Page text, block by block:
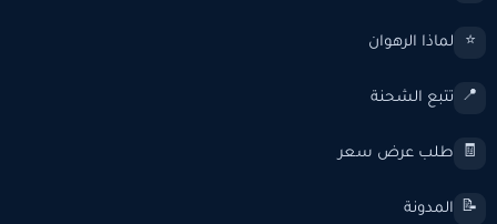
⭐ لماذا الرهوان
📍 تتبع الشحنة
🧾 طلب عرض سعر
📝 المدونة